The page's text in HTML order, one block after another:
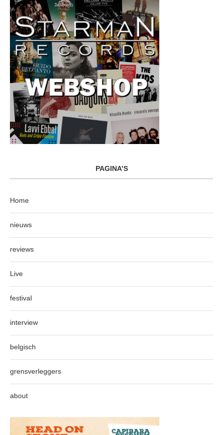
PAGINA’S
Home
nieuws
reviews
Live
festival
interview
belgisch
grensverleggers
about